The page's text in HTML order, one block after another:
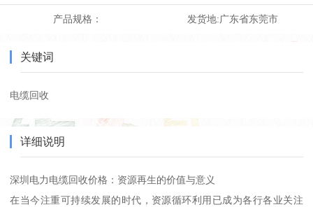
产品规格： 发货地:广东省东莞市
关键词
电缆回收
详细说明
深圳电力电缆回收价格：资源再生的价值与意义
在当今注重可持续发展的时代，资源循环利用已成为各行各业关注